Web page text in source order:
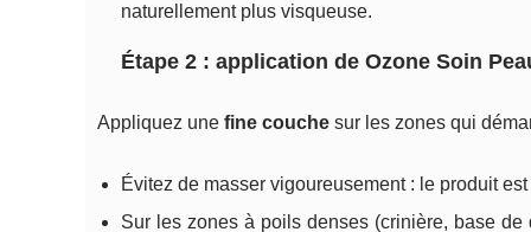
naturellement plus visqueuse.
Étape 2 : application de Ozone Soin
Appliquez une fine couche sur les zones qui
Évitez de masser vigoureusement : le produit
Sur les zones à poils denses (crinière, base